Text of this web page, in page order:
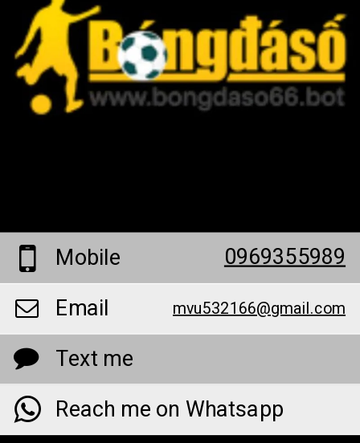
Mobile 0969355989
Email mvu532166@gmail.com
Text me
Reach me on Whatsapp